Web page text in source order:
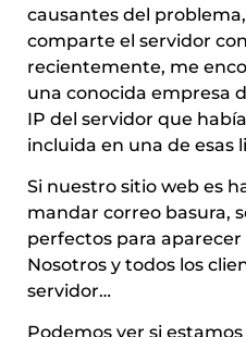
causantes del
comparte el servidor
recientemente, me
una conocida empresa
IP del servidor que
incluida en una de esas
Si nuestro sitio web es
mandar correo basura,
perfectos para
Nosotros y todos los
servidor…
Podemos ver si